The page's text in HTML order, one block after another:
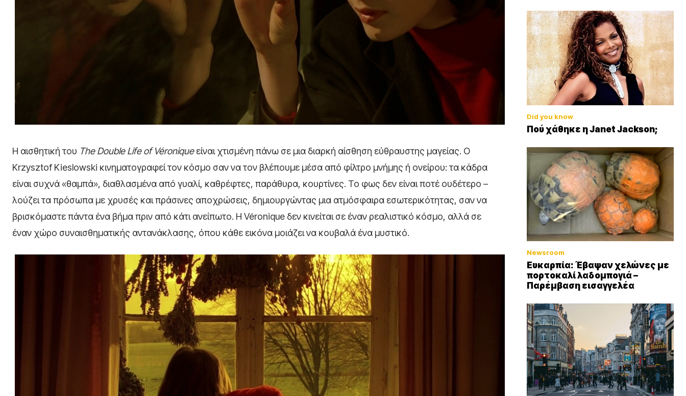
Η αισθητική του The Double Life of Véroniqueείναι χτισμένη πάνω σε μια διαρκή αίσθηση εύθραυστης μαγείας. Ο
Krzysztof Kieslowski κινηματογραφεί τον κόσμο σαν να τον βλέπουμε μέσα από φίλτρο μνήμης ή ονείρου: τα κάδρα
είναι συχνά «θαμπά», διαθλασμένα από γυαλί, καθρέφτες, παράθυρα, κουρτίνες. Το φως δεν είναι ποτέ ουδέτερο –
λούζει τα πρόσωπα με χρυσές και πράσινες αποχρώσεις, δημιουργώντας μια ατμόσφαιρα εσωτερικότητας, σαν να
βρισκόμαστε πάντα ένα βήμα πριν από κάτι ανείπωτο. Η Véronique δεν κινείται σε έναν ρεαλιστικό κόσμο, αλλά σε
έναν χώρο συναισθηματικής αντανάκλασης, όπου κάθε εικόνα μοιάζει να κουβαλά ένα μυστικό.
Did you know
Πού χάθηκε η Janet Jackson;
Newsroom
Ευκαρπία: Έβαψαν χελώνες με
πορτοκαλί λαδομπογιά –
Παρέμβαση εισαγγελέα